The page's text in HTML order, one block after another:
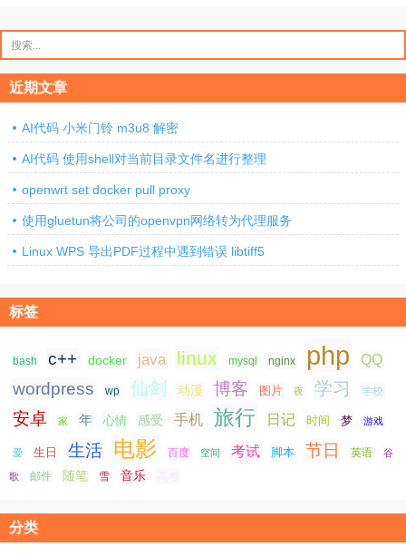
索：
近期文章
AI代码 小米门铃 m3u8 解密
AI代码 使用shell对当前目录文件名进行整理
openwrt set docker pull proxy
使用gluetun将公司的openvpn网络转为代理服务
Linux WPS 导出PDF过程中遇到错误 libtiff5
标签
bash c++ docker java linux mysql nginx php QQ
wordpress wp 仙剑 动漫 博客 图片 夜 学习 学校
安卓 家 年 心情 感受 手机 旅行 日记 时间 梦 游戏
爱 生日 生活 电影 百度 空间 考试 脚本 节日 英语 谷
歌 邮件 随笔 雪 音乐
分类